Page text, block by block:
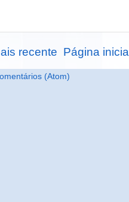
recente Página inicial
(Atom)